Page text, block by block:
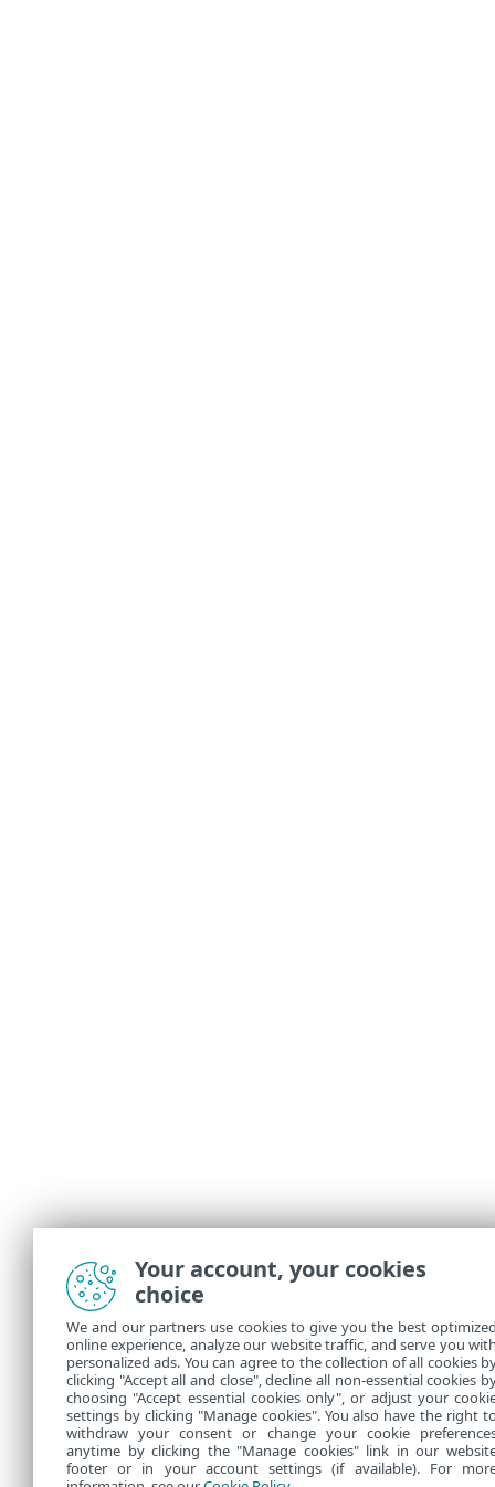
Your account, your cookies
choice
We and our partners use cookies to give you the best
online experience, analyze our website traffic, and serve you
personalized ads. You can agree to the collection of all cookies
clicking "Accept all and close", decline all non-essential cookies
choosing "Accept essential cookies only", or adjust your
settings by clicking "Manage cookies". You also have the right
withdraw your consent or change your cookie
anytime by clicking the "Manage cookies" link in our
footer or in your account settings (if available). For